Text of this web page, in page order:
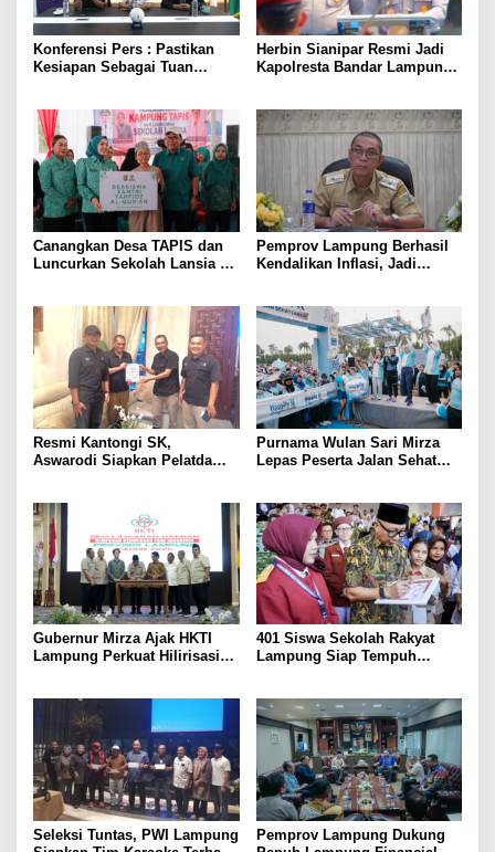
Konferensi Pers : Pastikan
Kesiapan Sebagai Tuan
Soeratin Cup Piala Gubernur
Lampung
Herbin Sianipar Resmi Jadi
Kapolresta Bandar Lampung,
Canangkan Desa TAPIS dan
Luncurkan Sekolah Lansia di
Pembangunan SDM Dimulai
dari Desa
Pemprov Lampung Berhasil
Kendalikan Inflasi, Jadi
Resmi Kantongi SK,
Aswarodi Siapkan Pelatda
Purnama Wulan Sari Mirza
Lepas Peserta Jalan Sehat
Gubernur Mirza Ajak HKTI
Lampung Perkuat Hilirisasi
401 Siswa Sekolah Rakyat
Lampung Siap Tempuh
Emas
Seleksi Tuntas, PWI Lampung
Pemprov Lampung Dukung